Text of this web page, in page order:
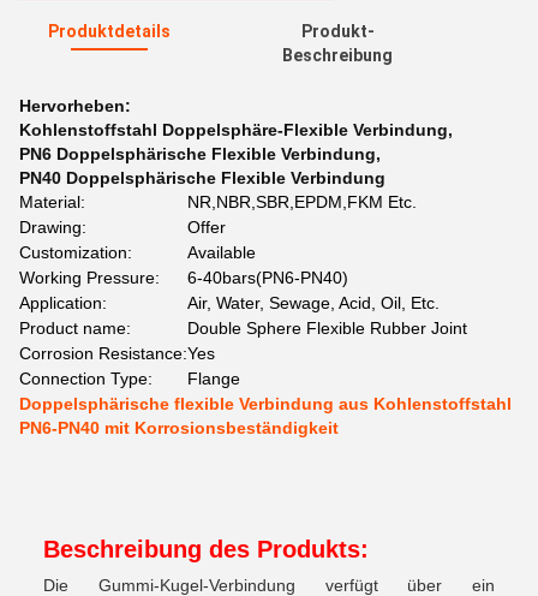
Produktdetails
Produkt-
Beschreibung
Hervorheben:
Kohlenstoffstahl Doppelsphäre-Flexible Verbindung,
PN6 Doppelsphärische Flexible Verbindung,
PN40 Doppelsphärische Flexible Verbindung
Material:
NR,NBR,SBR,EPDM,FKM Etc.
Drawing:
Offer
Customization:
Available
Working Pressure:
6-40bars(PN6-PN40)
Application:
Air, Water, Sewage, Acid, Oil, Etc.
Product name:
Double Sphere Flexible Rubber Joint
Corrosion Resistance:Yes
Connection Type:
Flange
Doppelsphärische flexible Verbindung aus Kohlenstoffstahl
PN6-PN40 mit Korrosionsbeständigkeit
Beschreibung des Produkts:
Die Gummi-Kugel-Verbindung verfügt über ein